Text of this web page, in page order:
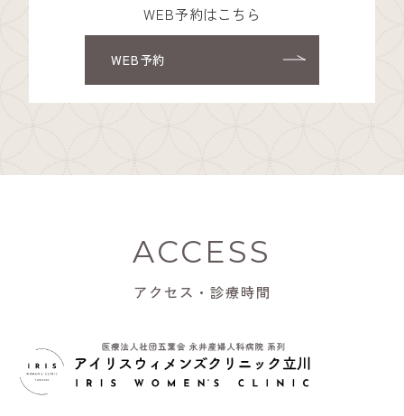
WEB予約はこちら
WEB予約
ACCESS
アクセス・診療時間